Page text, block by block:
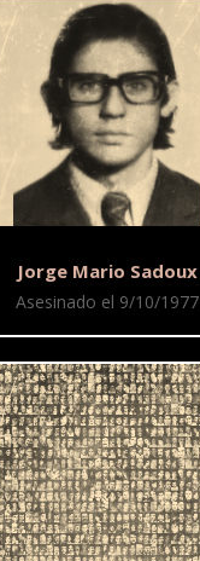
Jorge Mario Sadoux
Asesinado el 9/10/1977